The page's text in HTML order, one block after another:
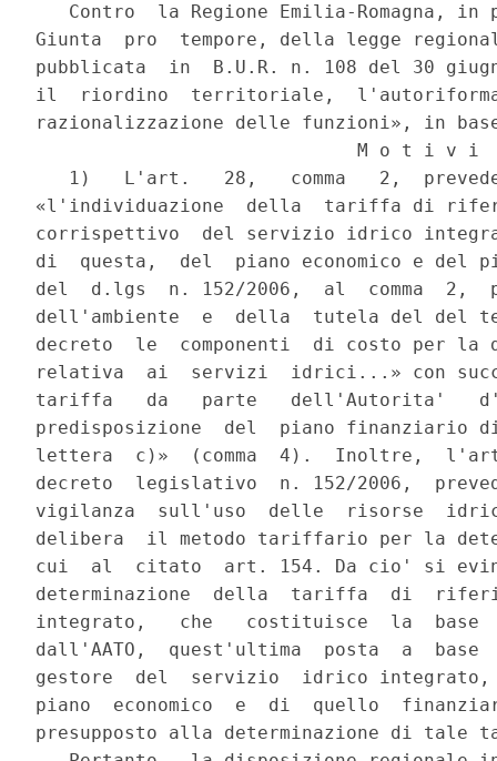
Contro  la Regione Emilia-Romagna, in
Giunta  pro  tempore, della legge
pubblicata  in  B.U.R. n. 108 del 30
il  riordino  territoriale,  l'autoriforma
razionalizzazione delle funzioni», in
                             M o t i v i
1)   L'art.   28,   comma   2,
«l'individuazione  della  tariffa di
corrispettivo  del servizio idrico
di  questa,  del  piano economico e del
del  d.lgs  n. 152/2006,  al  comma  2,
dell'ambiente  e  della  tutela del del
decreto  le  componenti  di costo per la
relativa  ai  servizi  idrici...» con
tariffa   da   parte   dell'Autorita'
predisposizione  del  piano finanziario
lettera  c)»  (comma  4).  Inoltre,
decreto  legislativo  n. 152/2006,
vigilanza  sull'uso  delle  risorse
delibera  il metodo tariffario per la
cui  al  citato  art. 154. Da cio' si
determinazione  della  tariffa  di
integrato,   che   costituisce  la  base
dall'AATO,  quest'ultima  posta  a
gestore  del  servizio  idrico integrato,
piano  economico  e  di  quello
presupposto alla determinazione di tale